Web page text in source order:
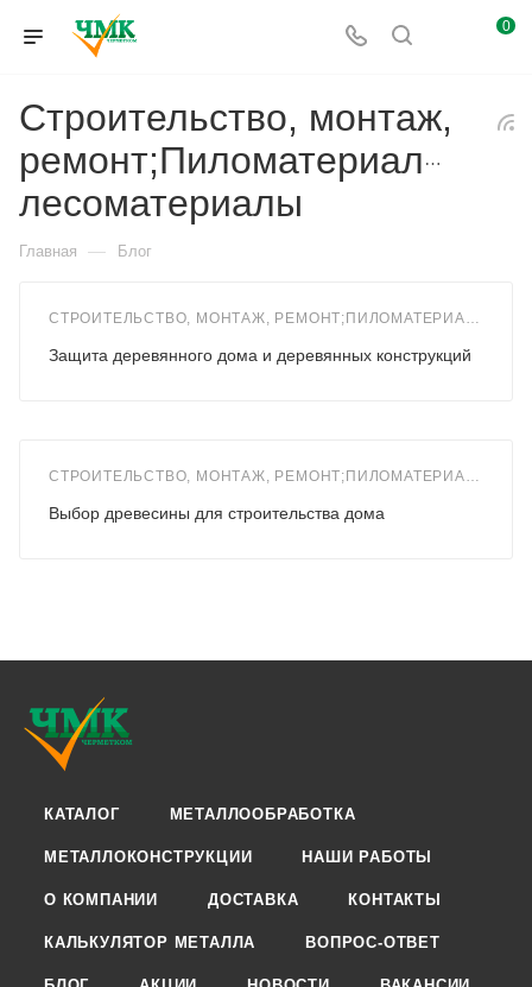
0
Строительство, монтаж,
ремонт;Пиломатериалы,
лесоматериалы
Главная — Блог
СТРОИТЕЛЬСТВО, МОНТАЖ, РЕМОНТ;ПИЛОМАТЕРИАЛЫ, ЛЕСОМАТЕРИАЛЫ
Защита деревянного дома и деревянных конструкций
СТРОИТЕЛЬСТВО, МОНТАЖ, РЕМОНТ;ПИЛОМАТЕРИАЛЫ, ЛЕСОМАТЕРИАЛЫ
Выбор древесины для строительства дома
КАТАЛОГ МЕТАЛЛООБРАБОТКА
МЕТАЛЛОКОНСТРУКЦИИ НАШИ РАБОТЫ
О КОМПАНИИ ДОСТАВКА КОНТАКТЫ
КАЛЬКУЛЯТОР МЕТАЛЛА ВОПРОС-ОТВЕТ